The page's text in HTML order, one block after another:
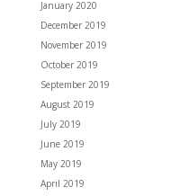
January 2020
December 2019
November 2019
October 2019
September 2019
August 2019
July 2019
June 2019
May 2019
April 2019